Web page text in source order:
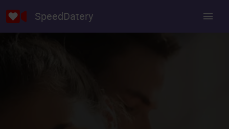
SpeedDatery